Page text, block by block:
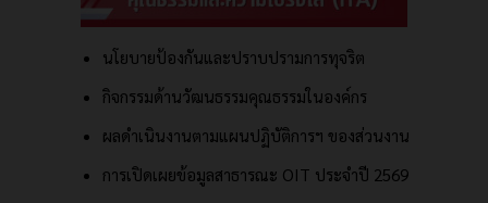
นโยบายป้องกันและปราบปรามการทุจริต
กิจกรรมด้านวัฒนธรรมคุณธรรมในองค์กร
ผลดำเนินงานตามแผนปฏิบัติการฯ ของส่วนงาน
การเปิดเผยข้อมูลสาธารณะ OIT ประจำปี 2569